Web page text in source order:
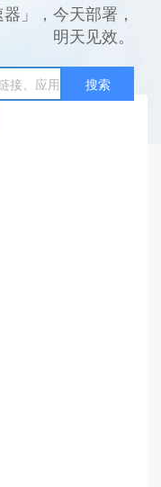
」，今天部署，
明天见效。
搜索